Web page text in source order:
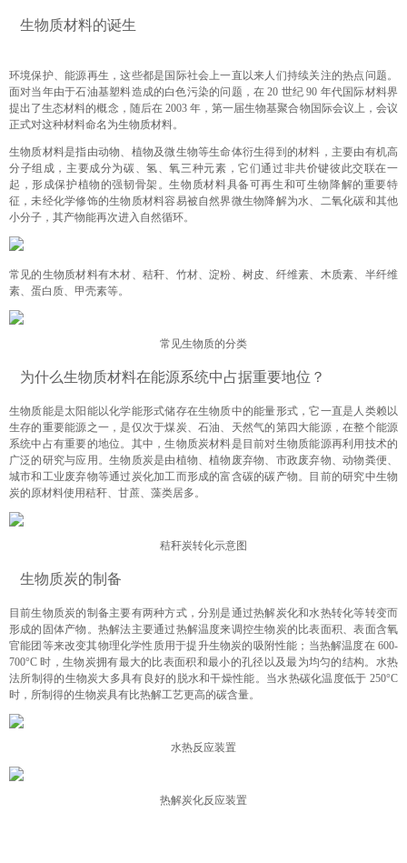
生物质材料的诞生
环境保护、能源再生，这些都是国际社会上一直以来人们持续关注的热点问题。
面对当年由于石油基塑料造成的白色污染的问题，在 20 世纪 90 年代国际材料界
提出了生态材料的概念，随后在 2003 年，第一届生物基聚合物国际会议上，会议
正式对这种材料命名为生物质材料。
生物质材料是指由动物、植物及微生物等生命体衍生得到的材料，主要由有机高
分子组成，主要成分为碳、氢、氧三种元素，它们通过非共价键彼此交联在一
起，形成保护植物的强韧骨架。生物质材料具备可再生和可生物降解的重要特
征，未经化学修饰的生物质材料容易被自然界微生物降解为水、二氧化碳和其他
小分子，其产物能再次进入自然循环。
常见的生物质材料有木材、秸秆、竹材、淀粉、树皮、纤维素、木质素、半纤维
素、蛋白质、甲壳素等。
常见生物质的分类
为什么生物质材料在能源系统中占据重要地位？
生物质能是太阳能以化学能形式储存在生物质中的能量形式，它一直是人类赖以
生存的重要能源之一，是仅次于煤炭、石油、天然气的第四大能源，在整个能源
系统中占有重要的地位。其中，生物质炭材料是目前对生物质能源再利用技术的
广泛的研究与应用。生物质炭是由植物、植物废弃物、市政废弃物、动物粪便、
城市和工业废弃物等通过炭化加工而形成的富含碳的碳产物。目前的研究中生物
炭的原材料使用秸秆、甘蔗、藻类居多。
秸秆炭转化示意图
生物质炭的制备
目前生物质炭的制备主要有两种方式，分别是通过热解炭化和水热转化等转变而
形成的固体产物。热解法主要通过热解温度来调控生物炭的比表面积、表面含氧
官能团等来改变其物理化学性质用于提升生物炭的吸附性能；当热解温度在 600-
700°C 时，生物炭拥有最大的比表面积和最小的孔径以及最为均匀的结构。水热
法所制得的生物炭大多具有良好的脱水和干燥性能。当水热碳化温度低于 250°C
时，所制得的生物炭具有比热解工艺更高的碳含量。
水热反应装置
热解炭化反应装置